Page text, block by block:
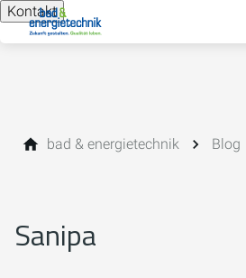
Kontakt
bad & energietechnik Blog
Sanipa